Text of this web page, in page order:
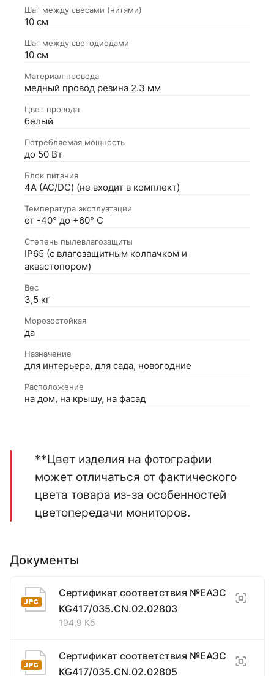
Шаг между свесами (нитями)
10 см
Шаг между светодиодами
10 см
Материал провода
медный провод резина 2.3 мм
Цвет провода
белый
Потребляемая мощность
до 50 Вт
Блок питания
4А (АС/DC) (не входит в комплект)
Температура эксплуатации
от -40° до +60° С
Степень пылевлагозащиты
IP65 (с влагозащитным колпачком и
аквастопором)
Вес
3,5 кг
Морозостойкая
да
Назначение
для интерьера, для сада, новогодние
Расположение
на дом, на крышу, на фасад
**Цвет изделия на фотографии
может отличаться от фактического
цвета товара из-за особенностей
цветопередачи мониторов.
Документы
Сертификат соответствия №ЕАЭС
KG417/035.CN.02.02803
194,9 Кб
Сертификат соответствия №ЕАЭС
KG417/035.CN.02.02805